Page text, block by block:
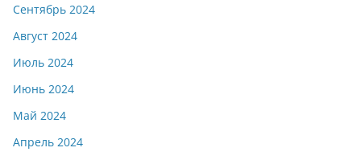
Сентябрь 2024
Август 2024
Июль 2024
Июнь 2024
Май 2024
Апрель 2024